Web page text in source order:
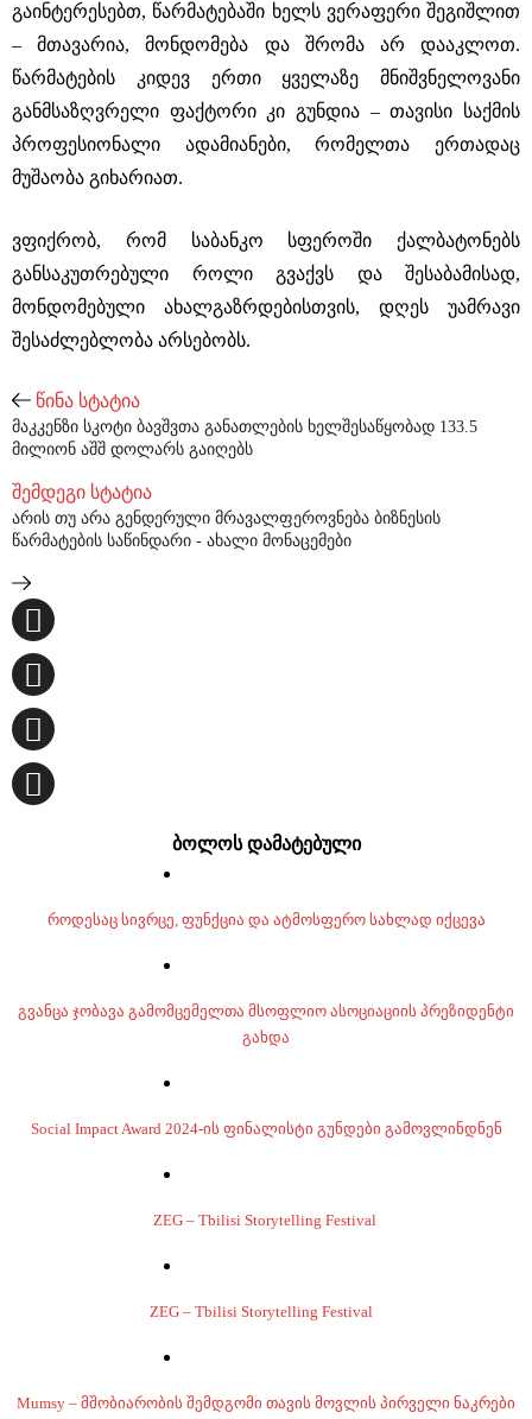
გაინტერესებთ, წარმატებაში ხელს ვერაფერი შეგიშლით
‒ მთავარია, მონდომება და შრომა არ დააკლოთ.
წარმატების კიდევ ერთი ყველაზე მნიშვნელოვანი
განმსაზღვრელი ფაქტორი კი გუნდია ‒ თავისი საქმის
პროფესიონალი ადამიანები, რომელთა ერთადაც
მუშაობა გიხარიათ.
ვფიქრობ, რომ საბანკო სფეროში ქალბატონებს
განსაკუთრებული როლი გვაქვს და შესაბამისად,
მონდომებული ახალგაზრდებისთვის, დღეს უამრავი
შესაძლებლობა არსებობს.
წინა სტატია
მაკკენზი სკოტი ბავშვთა განათლების ხელშესაწყობად 133.5
მილიონ აშშ დოლარს გაიღებს
შემდეგი სტატია
არის თუ არა გენდერული მრავალფეროვნება ბიზნესის
წარმატების საწინდარი - ახალი მონაცემები
ბოლოს დამატებული
როდესაც სივრცე, ფუნქცია და ატმოსფერო სახლად იქცევა
გვანცა ჯობავა გამომცემელთა მსოფლიო ასოციაციის პრეზიდენტი
გახდა
Social Impact Award 2024-ის ფინალისტი გუნდები გამოვლინდნენ
ZEG – Tbilisi Storytelling Festival
ZEG – Tbilisi Storytelling Festival
Mumsy – მშობიარობის შემდგომი თავის მოვლის პირველი ნაკრები